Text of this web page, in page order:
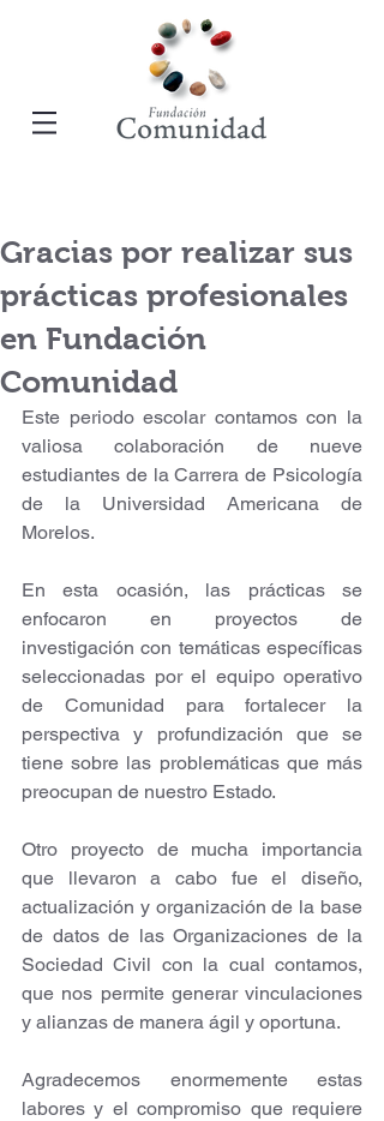
Gracias por realizar sus
prácticas profesionales
en Fundación
Comunidad
Este periodo escolar contamos con la
valiosa colaboración de nueve
estudiantes de la Carrera de Psicología
de la Universidad Americana de
Morelos.
En esta ocasión, las prácticas se
enfocaron en proyectos de
investigación con temáticas específicas
seleccionadas por el equipo operativo
de Comunidad para fortalecer la
perspectiva y profundización que se
tiene sobre las problemáticas que más
preocupan de nuestro Estado.
Otro proyecto de mucha importancia
que llevaron a cabo fue el diseño,
actualización y organización de la base
de datos de las Organizaciones de la
Sociedad Civil con la cual contamos,
que nos permite generar vinculaciones
y alianzas de manera ágil y oportuna.
Agradecemos enormemente estas
labores y el compromiso que requiere